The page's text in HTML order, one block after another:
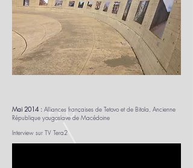
Mai 2014 : Alliances françaises de Tetovo et de Bitola, Ancienne
République yougoslave de Macédoine
Interview sur TV Tera2